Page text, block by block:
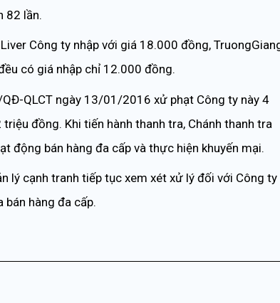
82 lần.
Công ty nhập với giá 18.000 đồng,
có giá nhập chỉ 12.000 đồng.
QLCT ngày 13/01/2016 xử phạt Công ty này 4
đồng. Khi tiến hành thanh tra, Chánh thanh tra
động bán hàng đa cấp và thực hiện khuyến mại.
lý cạnh tranh tiếp tục xem xét xử lý đối với Công ty
hàng đa cấp.